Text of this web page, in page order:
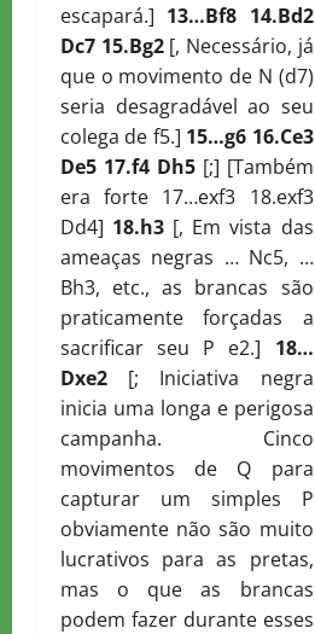
escapará.] 13…Bf8 14.Bd2
Dc7 15.Bg2 [, Necessário, já
que o movimento de N (d7)
seria desagradável ao seu
colega de f5.] 15…g6 16.Ce3
De5 17.f4 Dh5 [;] [Também
era forte 17…exf3 18.exf3
Dd4] 18.h3 [, Em vista das
ameaças negras … Nc5, …
Bh3, etc., as brancas são
praticamente forçadas a
sacrificar seu P e2.] 18…
Dxe2 [; Iniciativa negra
inicia uma longa e perigosa
campanha. Cinco
movimentos de Q para
capturar um simples P
obviamente não são muito
lucrativos para as pretas,
mas o que as brancas
podem fazer durante esses